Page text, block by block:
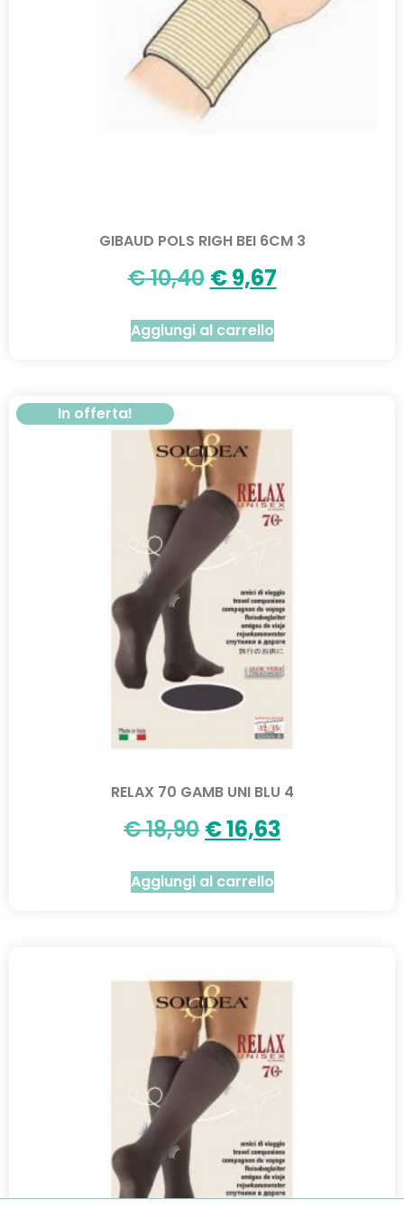
GIBAUD POLS RIGH BEI 6CM 3
€10,40 €9,67
Aggiungi al carrello
In offerta!
RELAX 70 GAMB UNI BLU 4
€18,90 €16,63
Aggiungi al carrello